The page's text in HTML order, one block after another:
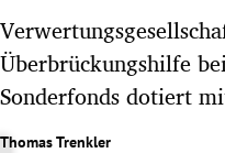
Untermenü
Untermenü
Überbrückungshilfe
Sonderfonds dotiert
Thomas Trenkler